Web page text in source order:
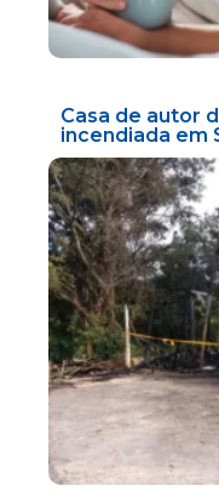
Casa de autor
incendiada em